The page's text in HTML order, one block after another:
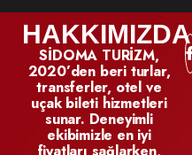
HAKKIMIZDA
SİDOMA TURİZM,
2020’den beri turlar,
transferler, otel ve
uçak bileti hizmetleri
sunar. Deneyimli
ekibimizle en iyi
fiyatları sağlarken,